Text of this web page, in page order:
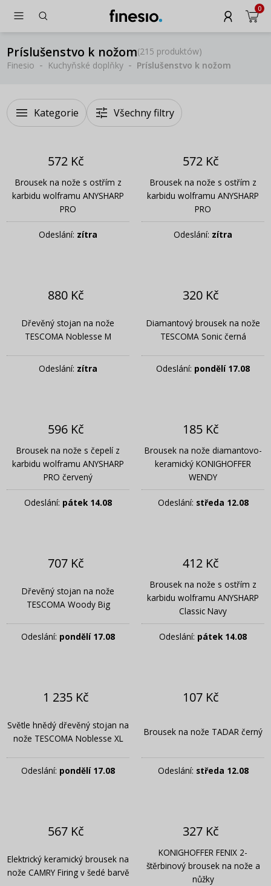
0
Príslušenstvo k nožom(215 produktów)
Finesio
Kuchyňské doplňky Príslušenstvo k nožom
Kategorie Všechny filtry
572 Kč
Brousek na nože s ostřím z
karbidu wolframu ANYSHARP
PRO
Odeslání: zítra
572 Kč
Brousek na nože s ostřím z
karbidu wolframu ANYSHARP
PRO
Odeslání: zítra
880 Kč
Dřevěný stojan na nože
TESCOMA Noblesse M
Odeslání: zítra
320 Kč
Diamantový brousek na nože
TESCOMA Sonic černá
Odeslání: pondělí 17.08
596 Kč
Brousek na nože s čepelí z
karbidu wolframu ANYSHARP
PRO červený
Odeslání: pátek 14.08
185 Kč
Brousek na nože diamantovo-
keramický KONIGHOFFER
WENDY
Odeslání: středa 12.08
707 Kč
Dřevěný stojan na nože
TESCOMA Woody Big
Odeslání: pondělí 17.08
412 Kč
Brousek na nože s ostřím z
karbidu wolframu ANYSHARP
Classic Navy
Odeslání: pátek 14.08
1 235 Kč
Světle hnědý dřevěný stojan na
nože TESCOMA Noblesse XL
Odeslání: pondělí 17.08
107 Kč
Brousek na nože TADAR černý
Odeslání: středa 12.08
567 Kč
Elektrický keramický brousek na
nože CAMRY Firing v šedé barvě
327 Kč
KONIGHOFFER FENIX 2-
štěrbinový brousek na nože a
nůžky